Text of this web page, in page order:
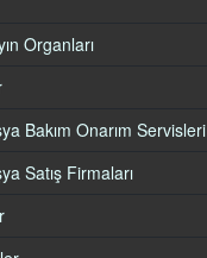
Organları
Bakım Onarım Servisleri
Satış Firmaları